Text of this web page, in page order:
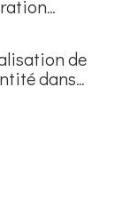
de
dans